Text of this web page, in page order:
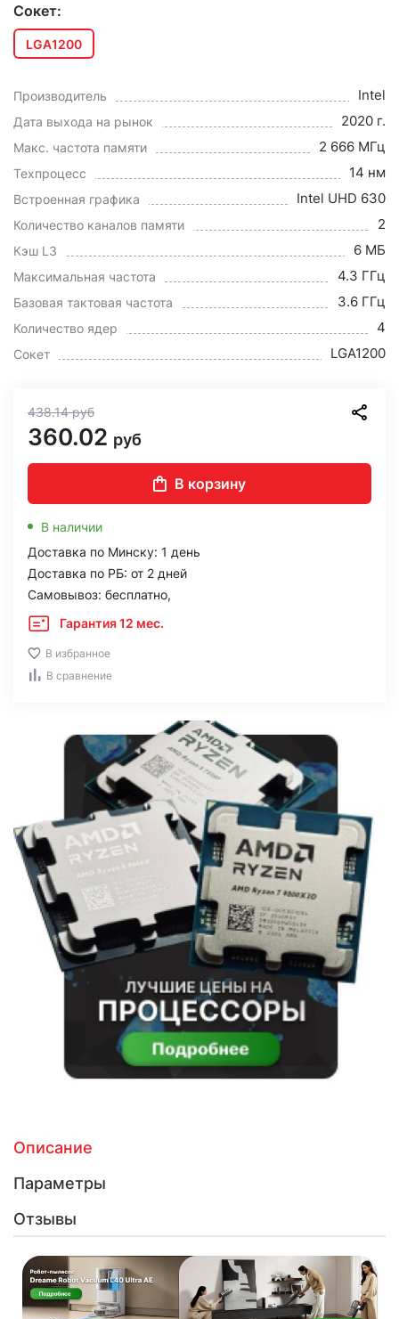
Сокет:
LGA1200
Производитель Intel
Дата выхода на рынок 2020 г.
Макс. частота памяти 2 666 МГц
Техпроцесс 14 нм
Встроенная графика Intel UHD 630
Количество каналов памяти 2
Кэш L3 6 МБ
Максимальная частота 4.3 ГГц
Базовая тактовая частота 3.6 ГГц
Количество ядер 4
Сокет LGA1200
438.14руб
360.02 руб
В корзину
В наличии
Доставка по Минску: 1 день
Доставка по РБ: от 2 дней
Самовывоз: бесплатно,
Гарантия 12 мес.
В избранное
В сравнение
Описание
Параметры
Отзывы